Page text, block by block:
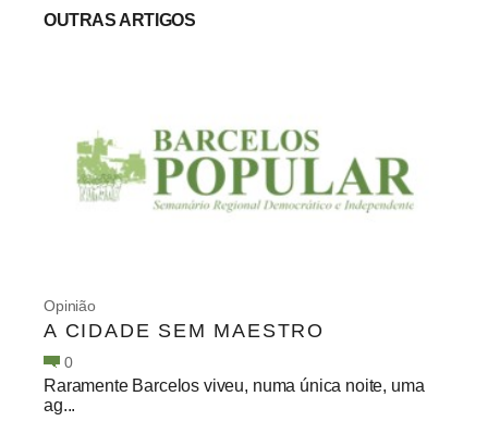
OUTRAS ARTIGOS
Opinião
A CIDADE SEM MAESTRO
0
Raramente Barcelos viveu, numa única noite, uma
ag...